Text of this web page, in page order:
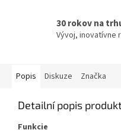
30 rokov na
Vývoj, inovatívne
Popis Diskuze Značka
Detailní popis
Funkcie